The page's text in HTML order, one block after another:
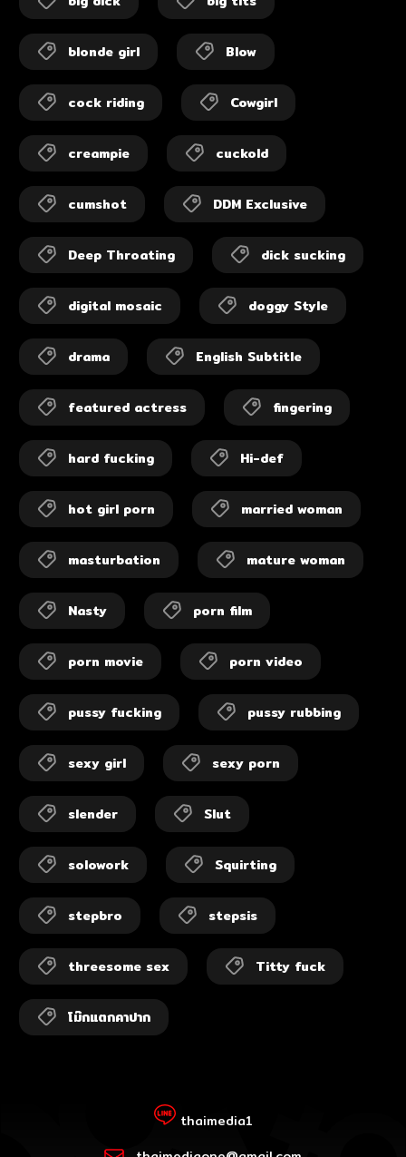
blonde girl Blow
cock riding Cowgirl
creampie cuckold
cumshot DDM Exclusive
Deep Throating dick sucking
digital mosaic doggy Style
drama English Subtitle
featured actress fingering
hard fucking Hi-def
hot girl porn married woman
masturbation mature woman
Nasty porn film
porn movie porn video
pussy fucking pussy rubbing
sexy girl sexy porn
slender Slut
solowork Squirting
stepbro stepsis
threesome sex Titty fuck
โม๊กแตกคาปาก
thaimedia1